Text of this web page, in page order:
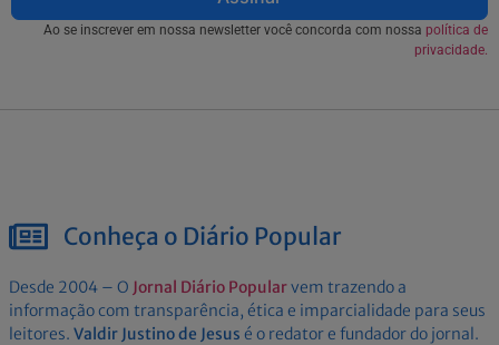
Ao se inscrever em nossa newsletter você concorda com nossa política de
privacidade.
Conheça o Diário Popular
Desde 2004 – O Jornal Diário Popularvem trazendo a
informação com transparência, ética e imparcialidade para seus
leitores. Valdir Justino de Jesus é o redator e fundador do jornal.